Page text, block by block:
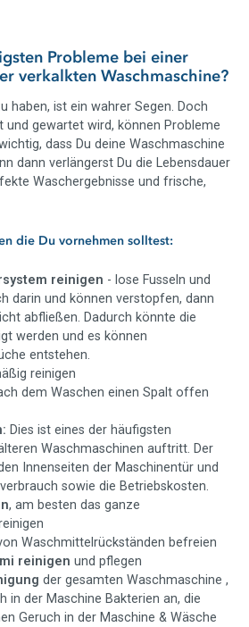
Probleme bei einer
verkalkten Waschmaschine?
haben, ist ein wahrer Segen. Doch
und gewartet wird, können Probleme
dass Du deine Waschmaschine
dann verlängerst Du die Lebensdauer
Waschergebnisse und frische,
die Du vornehmen solltest:
reinigen - lose Fusseln und
darin und können verstopfen, dann
abfließen. Dadurch könnte die
werden und es können
entstehen.
reinigen
dem Waschen einen Spalt offen
Dies ist eines der häufigsten
Waschmaschinen auftritt. Der
Innenseiten der Maschinentür und
sowie die Betriebskosten.
, am besten das ganze
Waschmittelrückständen befreien
reinigen und pflegen
der gesamten Waschmaschine ,
in der Maschine Bakterien an, die
Geruch in der Maschine & Wäsche